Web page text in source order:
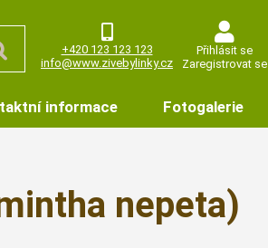
+420 123 123 123
info@www.zivebylinky.cz
Přihlásit se
Zaregistrovat se
informace Fotogalerie
nepeta)